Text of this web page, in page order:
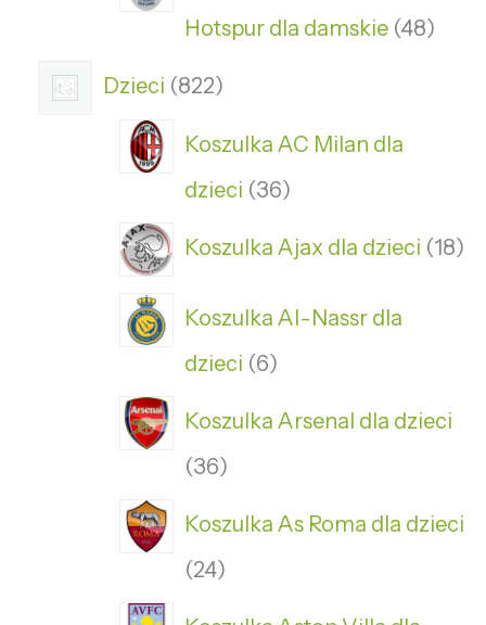
Hotspur dla damskie 48
Dzieci 822
Koszulka AC Milan dla
dzieci 36
Koszulka Ajax dla dzieci 18
Koszulka Al-Nassr dla
dzieci 6
Koszulka Arsenal dla dzieci
36
Koszulka As Roma dla dzieci
24